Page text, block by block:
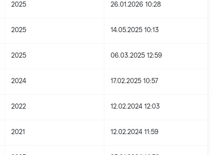
2025 26.01.2026 10:28
2025 14.05.2025 10:13
2025 06.03.2025 12:59
2024 17.02.2025 10:57
2022 12.02.2024 12:03
2021 12.02.2024 11:59